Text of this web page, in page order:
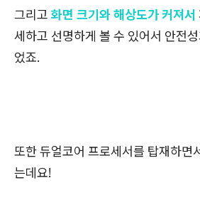
그리고 화면 크기와 해상도가 커져서
세하고 선명하게 볼 수 있어서 안전
었죠.
또한 듀얼코어 프로세서를 탑재하면
는데요!